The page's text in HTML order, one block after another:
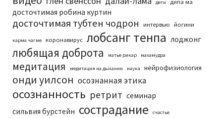
дети дипа ма
досточтимая робина куртин
досточтимая тубтен чодрон интервью йогини
карма чагме коронавирус лобсанг тенпа лоджонг
любящая доброта матье рикар махамудра
медитация медитация на дыхании наука нейрофизиология
онди уилсон осознанная этика
осознанность ретрит семинар
сильвия бурстейн сострадание счастье